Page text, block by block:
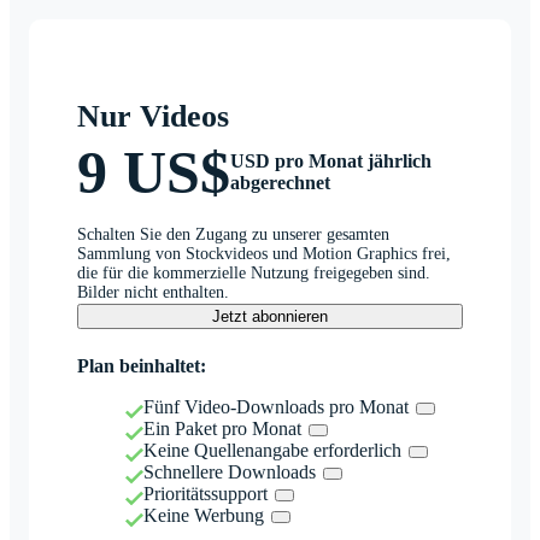
Nur Videos
9 US$USD pro Monat jährlich
abgerechnet
Schalten Sie den Zugang zu unserer gesamten
Sammlung von Stockvideos und Motion Graphics frei,
die für die kommerzielle Nutzung freigegeben sind.
Bilder nicht enthalten.
Jetzt abonnieren
Plan beinhaltet:
Fünf Video-Downloads pro Monat
Ein Paket pro Monat
Keine Quellenangabe erforderlich
Schnellere Downloads
Prioritätssupport
Keine Werbung